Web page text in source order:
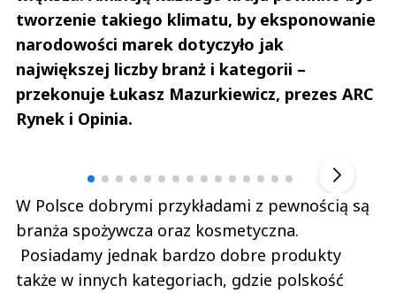
tworzenie takiego klimatu, by eksponowanie
narodowości marek dotyczyło jak
największej liczby branż i kategorii –
przekonuje Łukasz Mazurkiewicz, prezes ARC
Rynek i Opinia.
W Polsce dobrymi przykładami z pewnością są
branża spożywcza oraz kosmetyczna.
Posiadamy jednak bardzo dobre produkty
także w innych kategoriach, gdzie polskość